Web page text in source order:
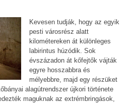
Kevesen tudják, hogy az egyik
pesti városrész alatt
kilométereken át különleges
labirintus húzódik. Sok
évszázadon át kőfejtők vájták
egyre hosszabbra és
mélyebbre, majd egy részüket
alagútrendszer újkori története
maguknak az extrémbringások,